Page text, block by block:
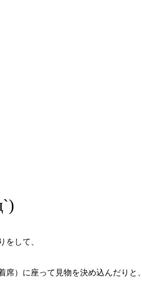
をして、
）に座って見物を決め込んだりと、